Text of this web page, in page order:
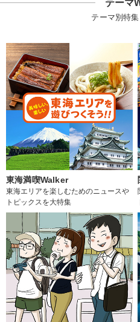
テーマ
テーマ別特
東海満喫Walker
東海エリアを楽しむためのニュースや
トピックスを大特集